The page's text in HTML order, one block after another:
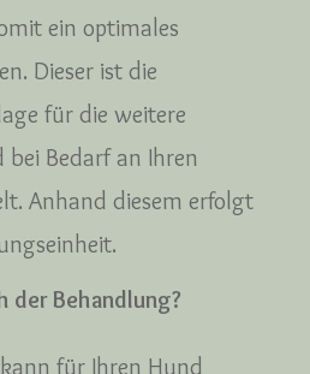
ein optimales
Dieser ist die
für die weitere
Bedarf an Ihren
Anhand diesem erfolgt
der Behandlung?
für Ihren Hund